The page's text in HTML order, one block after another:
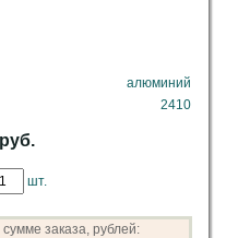
алюминий
2410
шт.
заказа, рублей: